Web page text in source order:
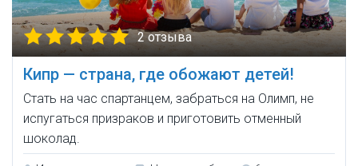
2 отзыва
Кипр — страна, где обожают детей!
Стать на час спартанцем, забраться на Олимп, не
испугаться призраков и приготовить отменный
шоколад.